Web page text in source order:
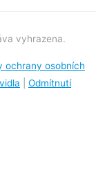
vyhrazena.
ochrany osobních
Odmítnutí